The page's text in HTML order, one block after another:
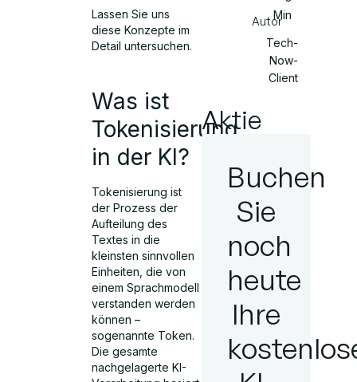
Lassen Sie uns
diese Konzepte im
Detail untersuchen.
Was ist
Tokenisierung
in der KI?
Tokenisierung ist
der Prozess der
Aufteilung des
Textes in die
kleinsten sinnvollen
Einheiten, die von
einem Sprachmodell
verstanden werden
können –
sogenannte Token.
Die gesamte
nachgelagerte KI-
AutorMin
Tech-
Now-
Client
Aktie
Buchen
Sie
noch
heute
Ihre